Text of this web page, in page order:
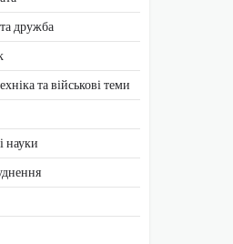
дружба
та військові теми
науки